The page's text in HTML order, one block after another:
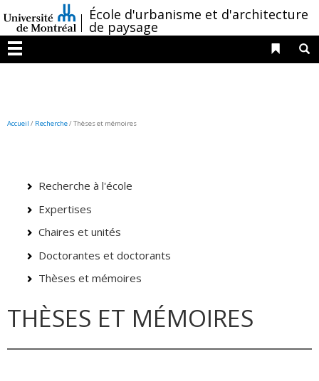
au
contenu
/École d'urbanisme et d'architecture
de paysage
Menu
Liens
Accueil / Recherche/Thèses et mémoires
Recherche à l'école
Expertises
Chaires et unités
Doctorantes et doctorants
Thèses et mémoires
THÈSES ET MÉMOIRES